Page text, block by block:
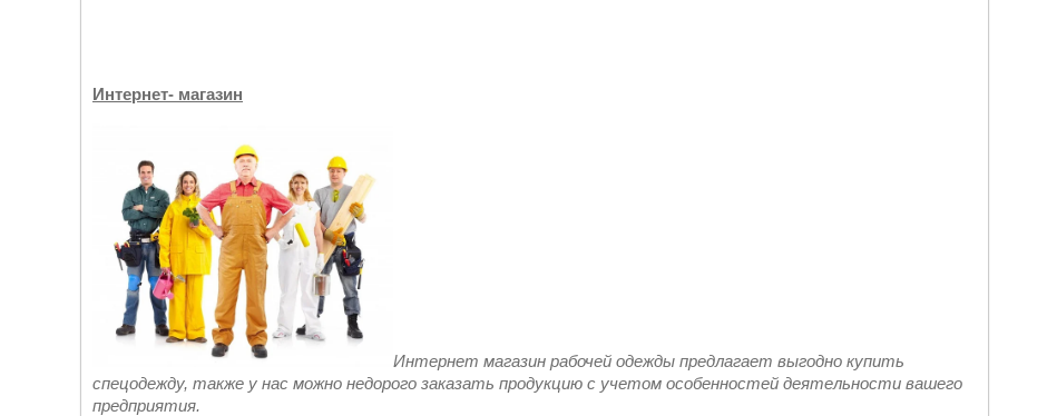
Интернет- магазин
Интернет магазин рабочей одежды предлагает выгодно купить
спецодежду, также у нас можно недорого заказать продукцию с учетом особенностей деятельности вашего
предприятия.